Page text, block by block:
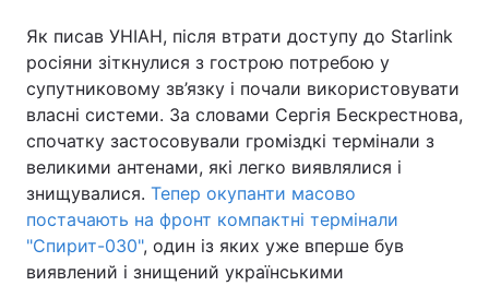
Як писав УНІАН, після втрати доступу до Starlink
росіяни зіткнулися з гострою потребою у
супутниковому зв’язку і почали використовувати
власні системи. За словами Сергія Бескрестнова,
спочатку застосовували громіздкі термінали з
великими антенами, які легко виявлялися і
знищувалися. Тепер окупанти масово
постачають на фронт компактні термінали
"Спирит-030", один із яких уже вперше був
виявлений і знищений українськими